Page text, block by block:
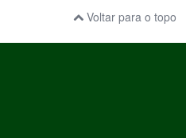
Voltar para o topo